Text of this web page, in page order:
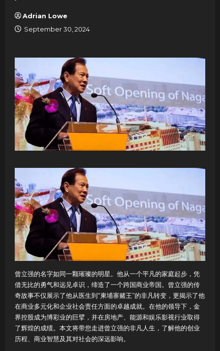
Adrian Lowe
September 30, 2024
曾立强的名字如同一颗璀璨的明星。他从一个平凡的家庭起步，凭
借无比的勇气和远见卓识，缔造了一个跨国商业帝国。曾立强的传
奇故事不仅展示了他从医生到“柬埔寨赌王”的非凡转变，更揭示了他
在商业多元化和企业社会责任方面的卓越成就。在他的领导下，金
界控股成为博彩业的巨擘，并在房地产、能源和娱乐影视行业取得
了辉煌的成绩。本文将带您走进曾立强的非凡人生，了解他的创业
历程、商业智慧及其对社会的深远影响。